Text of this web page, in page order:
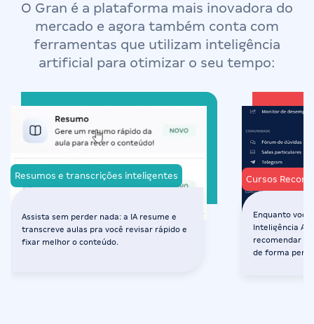
O Gran é a plataforma mais inovadora do
mercado e agora também conta com
ferramentas que utilizam inteligência
artificial para otimizar o seu tempo:
Resumos e transcrições inteligentes
Assista sem perder nada: a IA resume e
transcreve aulas pra você revisar rápido e
fixar melhor o conteúdo.
Cursos
Enquanto
Inteligência
recomendar
de forma